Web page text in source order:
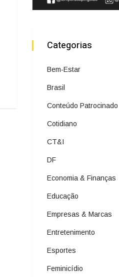
Categorias
Bem-Estar
Brasil
Conteúdo Patrocinado
Cotidiano
CT&I
DF
Economia & Finanças
Educação
Empresas & Marcas
Entretenimento
Esportes
Feminicídio